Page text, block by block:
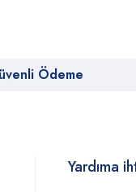
Ödeme
Yardıma